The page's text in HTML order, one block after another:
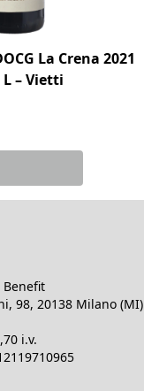
La Crena 2021
L – Vietti
Benefit
98, 20138 Milano (MI)
i.v.